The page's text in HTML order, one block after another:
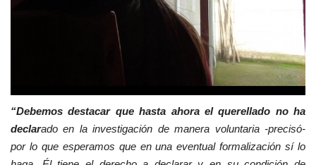
“Debemos destacar que hasta ahora el querellado no ha
declarado en la investigación de manera voluntaria -precisó-
por lo que esperamos que en una eventual formalización sí lo